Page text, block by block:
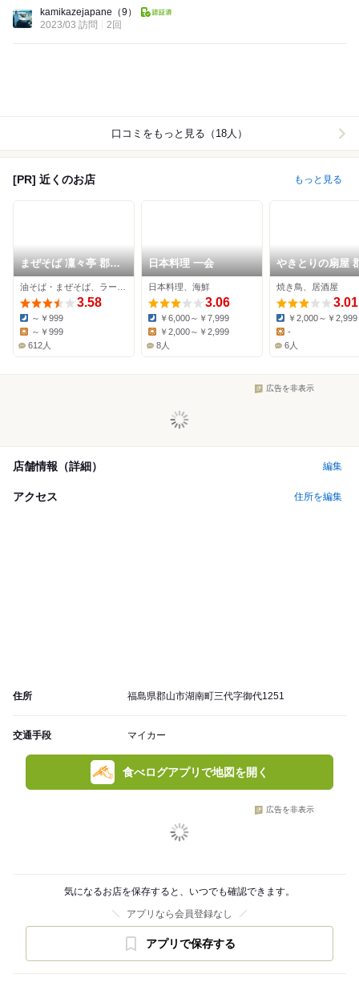
kamikazejapane （9）
2023/03 訪問
2回
口コミをもっと見る（18人）
[PR] 近くのお店 もっと見る
まぜそば 凜々亭 郡山
本店
3.58
Dinner:
～￥999
～￥999
612人
日本料理 一会
日本料理、海鮮
3.06
Dinner:
￥6,000～￥7,999
Lunch:
￥2,000～￥2,999
8人
やきとりの扇屋
大槻店
焼き鳥、居酒屋
3.01
Dinner:
￥2,000～￥2,999
Lunch:
-
6人
広告を非表示
店舗情報（詳細） 編集
アクセス 住所を編集
住所 福島県郡山市湖南町三代字御代1251
交通手段 マイカー
食べログアプリで地図を開く
広告を非表示
気になるお店を保存すると、いつでも確認できます。
アプリなら会員登録なし
アプリで保存する